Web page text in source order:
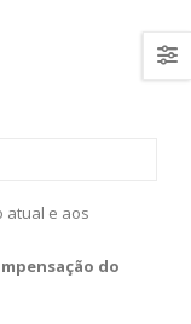
atual e aos
do